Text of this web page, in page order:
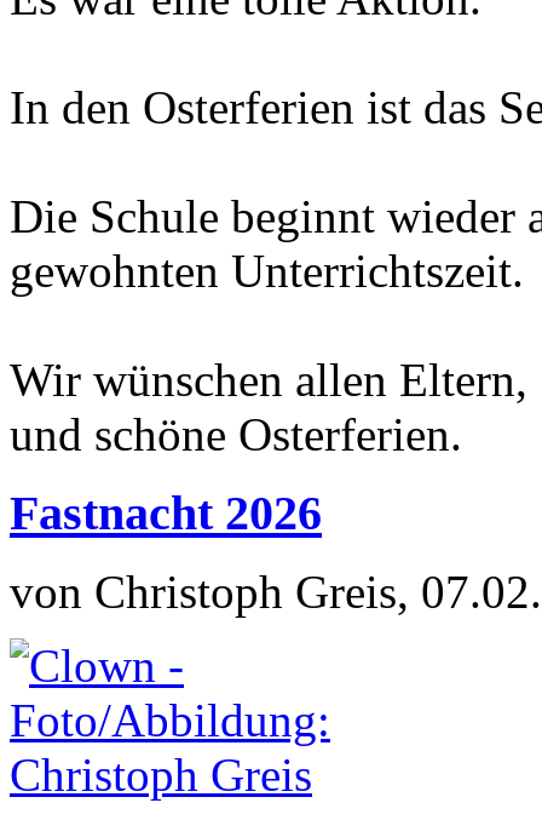
In den Osterferien ist das
Die Schule beginnt wieder
gewohnten Unterrichtszeit.
Wir wünschen allen
und schöne Osterferien.
Fastnacht 2026
von Christoph Greis,